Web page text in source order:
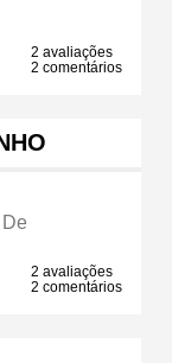
2 avaliações
2 comentários
2 avaliações
2 comentários